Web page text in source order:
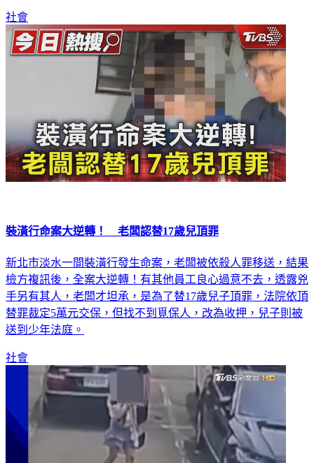
社會
裝潢行命案大逆轉！ 老闆認替17歲兒頂罪
新北市淡水一間裝潢行發生命案，老闆被依殺人罪移送，結果
檢方複訊後，全案大逆轉！有其他員工良心過意不去，透露兇
手另有其人，老闆才坦承，是為了替17歲兒子頂罪，法院依頂
替罪裁定5萬元交保，但找不到覓保人，改為收押，兒子則被
送到少年法庭。
社會